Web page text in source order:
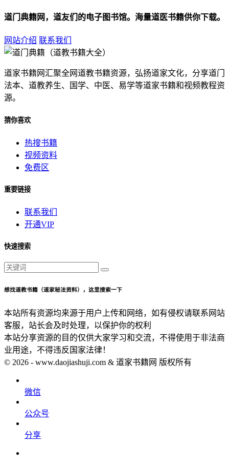
道门典籍网，道友们的电子图书馆。海量道医书籍供你下载。
网站介绍 联系我们
道家书籍网汇聚全网道教书籍资源，弘扬道家文化，分享道门
法本、道教养生、国学、中医、易学等道家书籍和视频教程资
源。
猜你喜欢
热搜书籍
视频资料
免费区
重要链接
联系我们
开通VIP
快速搜索
想找道教书籍（道家秘法资料），这里搜索一下
本站所有资源均来源于用户上传和网络，如有侵权请联系网站
客服，站长会及时处理，以保护你的权利
本站分享资源的目的仅供大家学习和交流，不得使用于非法商
业用途，不得违反国家法律！
© 2026 - www.daojiashuji.com & 道家书籍网 版权所有
微信
公众号
分享